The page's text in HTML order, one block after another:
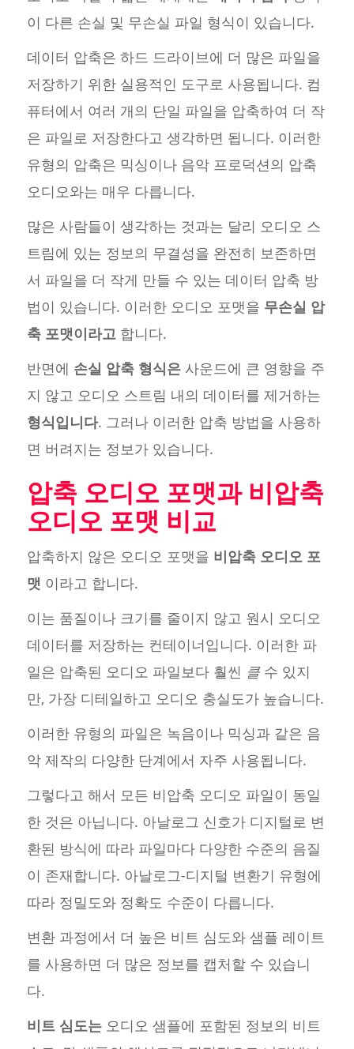
이 다른 손실 및 무손실 파일 형식이 있습니다.
데이터 압축은 하드 드라이브에 더 많은 파일을
저장하기 위한 실용적인 도구로 사용됩니다. 컴
퓨터에서 여러 개의 단일 파일을 압축하여 더 작
은 파일로 저장한다고 생각하면 됩니다. 이러한
유형의 압축은 믹싱이나 음악 프로덕션의 압축
오디오와는 매우 다릅니다.
많은 사람들이 생각하는 것과는 달리 오디오 스
트림에 있는 정보의 무결성을 완전히 보존하면
서 파일을 더 작게 만들 수 있는 데이터 압축 방
법이 있습니다. 이러한 오디오 포맷을 무손실 압
축 포맷이라고합니다.
반면에 손실 압축 형식은사운드에 큰 영향을 주
지 않고 오디오 스트림 내의 데이터를 제거하는
형식입니다. 그러나 이러한 압축 방법을 사용하
면 버려지는 정보가 있습니다.
압축 오디오 포맷과 비압축
오디오 포맷 비교
압축하지 않은 오디오 포맷을 비압축 오디오 포
맷 이라고 합니다.
이는 품질이나 크기를 줄이지 않고 원시 오디오
데이터를 저장하는 컨테이너입니다. 이러한 파
일은 압축된 오디오 파일보다 훨씬 클수 있지
만, 가장 디테일하고 오디오 충실도가 높습니다.
이러한 유형의 파일은 녹음이나 믹싱과 같은 음
악 제작의 다양한 단계에서 자주 사용됩니다.
그렇다고 해서 모든 비압축 오디오 파일이 동일
한 것은 아닙니다. 아날로그 신호가 디지털로 변
환된 방식에 따라 파일마다 다양한 수준의 음질
이 존재합니다. 아날로그-디지털 변환기 유형에
따라 정밀도와 정확도 수준이 다릅니다.
변환 과정에서 더 높은 비트 심도와 샘플 레이트
를 사용하면 더 많은 정보를 캡처할 수 있습니
다.
비트 심도는오디오 샘플에 포함된 정보의 비트